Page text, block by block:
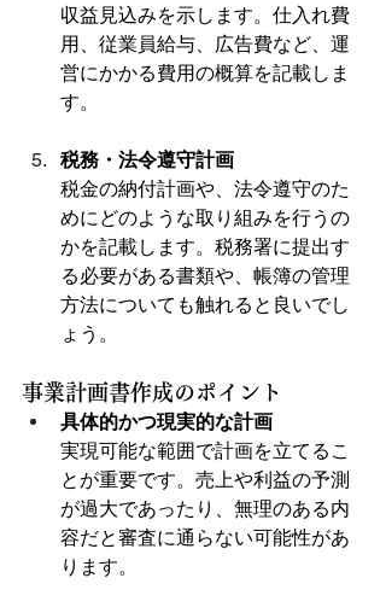
収益見込みを示します。仕入れ費
用、従業員給与、広告費など、運
営にかかる費用の概算を記載しま
す。
税務・法令遵守計画
税金の納付計画や、法令遵守のた
めにどのような取り組みを行うの
かを記載します。税務署に提出す
る必要がある書類や、帳簿の管理
方法についても触れると良いでし
ょう。
事業計画書作成のポイント
具体的かつ現実的な計画
実現可能な範囲で計画を立てるこ
とが重要です。売上や利益の予測
が過大であったり、無理のある内
容だと審査に通らない可能性があ
ります。